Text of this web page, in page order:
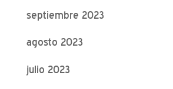
septiembre 2023
agosto 2023
julio 2023